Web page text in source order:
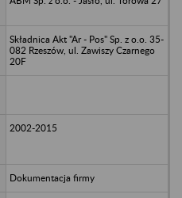
Składnica Akt "Ar - Pos" Sp. z o.o. 35-
082 Rzeszów, ul. Zawiszy Czarnego
20F
2002-2015
Dokumentacja firmy